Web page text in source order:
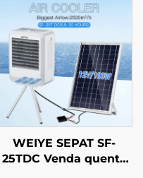
Interno Com Suporte
IP44
WEIYE SEPAT SF-
25TDC Venda quente